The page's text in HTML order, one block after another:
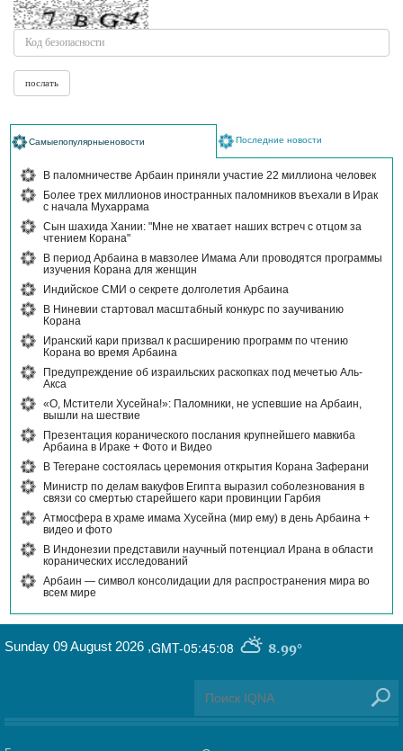
Самыепопулярныеновости Последние новости
В паломничестве Арбаин приняли участие 22 миллиона человек
Более трех миллионов иностранных паломников въехали в Ирак
с начала Мухаррама
Сын шахида Хании: "Мне не хватает наших встреч с отцом за
чтением Корана"
В период Арбаина в мавзолее Имама Али проводятся программы
изучения Корана для женщин
Индийское СМИ о секрете долголетия Арбаина
В Ниневии стартовал масштабный конкурс по заучиванию
Корана
Иранский кари призвал к расширению программ по чтению
Корана во время Арбаина
Предупреждение об израильских раскопках под мечетью Аль-
Акса
«О, Мстители Хусейна!»: Паломники, не успевшие на Арбаин,
вышли на шествие
Презентация коранического послания крупнейшего мавкиба
Арбаина в Ираке + Фото и Видео
В Тегеране состоялась церемония открытия Корана Заферани
Министр по делам вакуфов Египта выразил соболезнования в
связи со смертью старейшего кари провинции Гарбия
Атмосфера в храме имама Хусейна (мир ему) в день Арбаина +
видео и фото
В Индонезии представили научный потенциал Ирана в области
коранических исследований
Арбаин — символ консолидации для распространения мира во
всем мире
GMT-05:45:08 8.99°
Sunday 09 August 2026 ,